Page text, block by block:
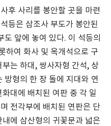
후 사리를 봉안할 곳을 마련
등은 삼조사 부도가 봉안된
앞에 놓여 있다. 이 석등의
하여 화사 및 옥개석으로 구
는 하대, 쌍사자형 간석, 상
방형의 한 장 돌에 지대와 연
대에 배치된 여판 중 각 일
전각부에 배치된 연판은 단
에 삼산형의 귀꽃문과 넓은